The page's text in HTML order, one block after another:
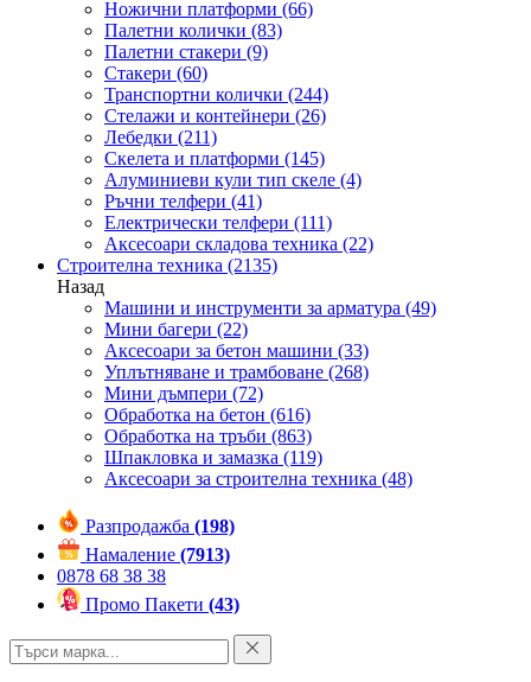
Ножични платформи (66)
Палетни колички (83)
Палетни стакери (9)
Стакери (60)
Транспортни колички (244)
Стелажи и контейнери (26)
Лебедки (211)
Скелета и платформи (145)
Алуминиеви кули тип скеле (4)
Ръчни телфери (41)
Електрически телфери (111)
Аксесоари складова техника (22)
Строителна техника (2135)
Назад
Машини и инструменти за арматура (49)
Мини багери (22)
Аксесоари за бетон машини (33)
Уплътняване и трамбоване (268)
Мини дъмпери (72)
Обработка на бетон (616)
Обработка на тръби (863)
Шпакловка и замазка (119)
Аксесоари за строителна техника (48)
Разпродажба (198)
Намаление (7913)
0878 68 38 38
Промо Пакети (43)